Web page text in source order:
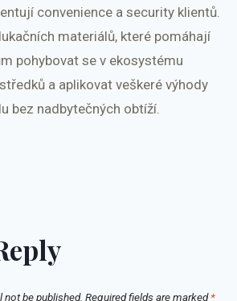
convenience a security klientů.
materiálů, které pomáhají
pohybovat se v ekosystému
a aplikovat veškeré výhody
bez nadbytečných obtíží.
not be published. Required fields are marked*